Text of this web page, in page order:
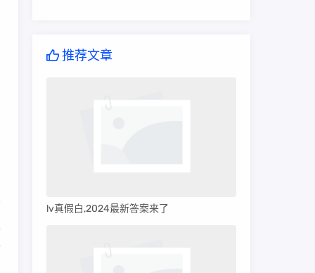
推荐文章
lv真假白,2024最新答案来了